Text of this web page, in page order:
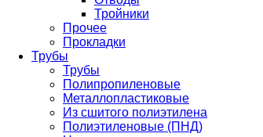
Тройники
Прочее
Прокладки
Трубы
Трубы
Полипропиленовые
Металлопластиковые
Из сшитого полиэтилена
Полиэтиленовые (ПНД)